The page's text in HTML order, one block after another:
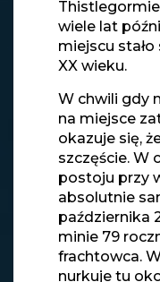
wiele lat
miejscu
XX wieku.
W chwili gdy
na miejsce
okazuje się,
szczęście. W
postoju przy
absolutnie
października
minie 79
frachtowca.
nurkuje tu